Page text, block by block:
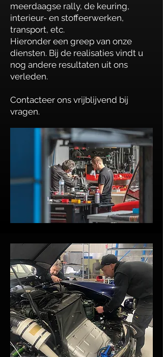
meerdaagse rally, de keuring,
interieur- en stoffeerwerken,
transport, etc.
Hieronder een greep van onze
diensten. Bij de realisaties vindt u
nog andere resultaten uit ons
verleden.
Contacteer ons vrijblijvend bij
vragen.